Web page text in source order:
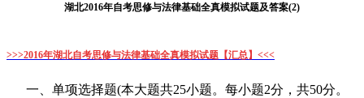
湖北2016年自考思修与法律基础全真模拟试题及答案(2)
>>>2016年湖北自考思修与法律基础全真模拟试题【汇总】<<<
一、单项选择题(本大题共25小题。每小题2分，共50分。